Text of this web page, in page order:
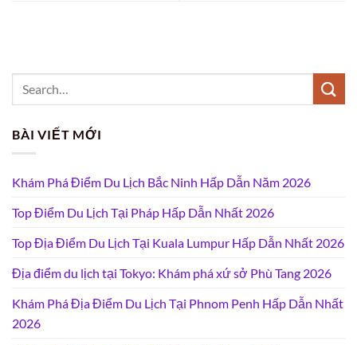
BÀI VIẾT MỚI
Khám Phá Điểm Du Lịch Bắc Ninh Hấp Dẫn Năm 2026
Top Điểm Du Lịch Tại Pháp Hấp Dẫn Nhất 2026
Top Địa Điểm Du Lịch Tại Kuala Lumpur Hấp Dẫn Nhất 2026
Địa điểm du lịch tại Tokyo: Khám phá xứ sở Phù Tang 2026
Khám Phá Địa Điểm Du Lịch Tại Phnom Penh Hấp Dẫn Nhất
2026